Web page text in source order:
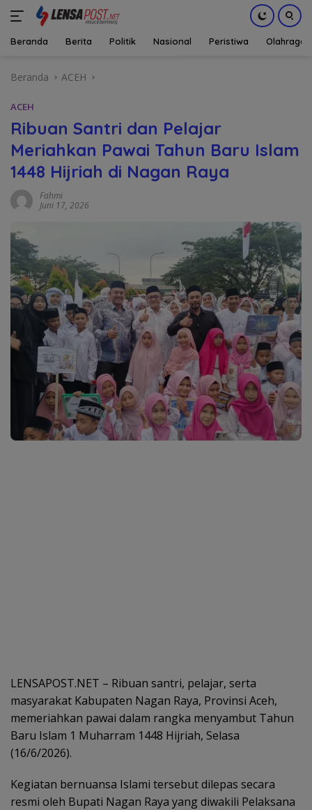
Beranda Berita Politik Nasional Peristiwa Olahraga
Beranda ACEH
ACEH
Ribuan Santri dan Pelajar
Meriahkan Pawai Tahun Baru Islam
1448 Hijriah di Nagan Raya
Fahmi
Juni 17, 2026
LENSAPOST.NET – Ribuan santri, pelajar, serta
masyarakat Kabupaten Nagan Raya, Provinsi Aceh,
memeriahkan pawai dalam rangka menyambut Tahun
Baru Islam 1 Muharram 1448 Hijriah, Selasa
(16/6/2026).
Kegiatan bernuansa Islami tersebut dilepas secara
resmi oleh Bupati Nagan Raya yang diwakili Pelaksana